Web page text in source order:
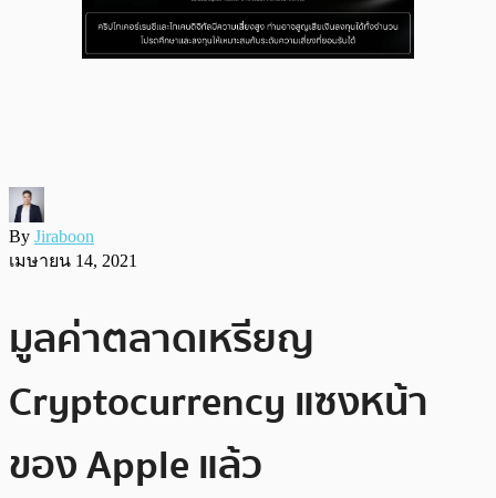
By Jiraboon
เมษายน 14, 2021
มูลค่าตลาดเหรียญ
Cryptocurrency แซงหน้า
ของ Apple แล้ว